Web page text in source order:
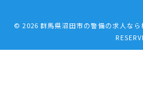
© 2026 群馬県沼田市の警備の求人な